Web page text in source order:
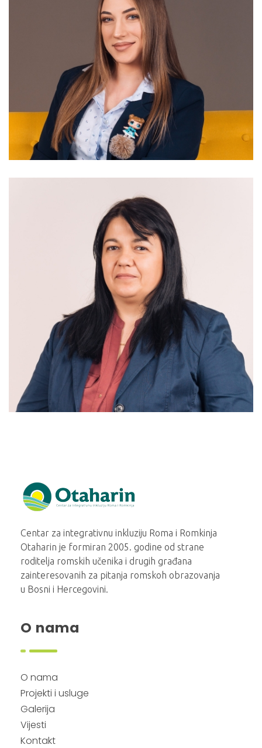
Centar za integrativnu inkluziju Roma i Romkinja
Otaharin je formiran 2005. godine od strane
roditelja romskih učenika i drugih građana
zainteresovanih za pitanja romskoh obrazovanja
u Bosni i Hercegovini.
O nama
O nama
Projekti i usluge
Galerija
Vijesti
Kontakt